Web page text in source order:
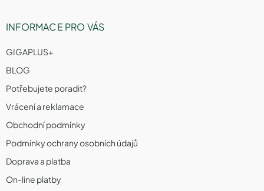
INFORMACE PRO VÁS
GIGAPLUS+
BLOG
Potřebujete poradit?
Vrácení a reklamace
Obchodní podmínky
Podmínky ochrany osobních údajů
Doprava a platba
On-line platby